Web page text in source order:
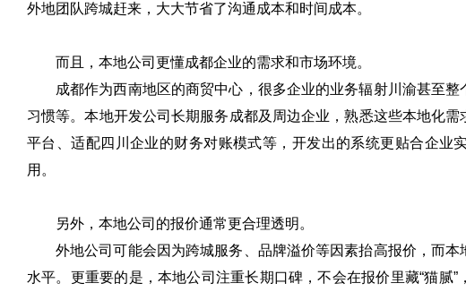
外地团队跨城赶来，大大节省了沟通成本和时间成本。
而且，本地公司更懂成都企业的需求和市场环境。
成都作为西南地区的商贸中心，很多企业的业务辐射川渝甚至
习惯等。本地开发公司长期服务成都及周边企业，熟悉这些本地化
平台、适配四川企业的财务对账模式等，开发出的系统更贴合企业
用。
另外，本地公司的报价通常更合理透明。
外地公司可能会因为跨城服务、品牌溢价等因素抬高报价，而
水平。更重要的是，本地公司注重长期口碑，不会在报价里藏“猫腻